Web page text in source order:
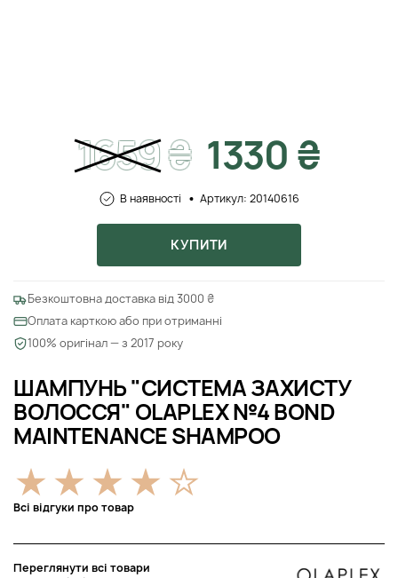
ШАМПУНЬ "СИСТЕМА ЗАХИСТУ
ВОЛОССЯ" OLAPLEX №4 BOND
MAINTENANCE SHAMPOO
Всі відгуки про товар
Переглянути всі товари
1659₴ 1330 ₴
В наявності Артикул: 20140616
КУПИТИ
Безкоштовна доставка від 3000 ₴
Оплата карткою або при отриманні
100% оригінал — з 2017 року